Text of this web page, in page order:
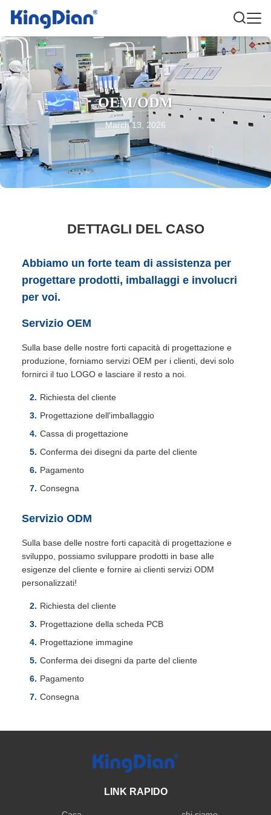
OEM/ODM
March 13, 2026
DETTAGLI DEL CASO
Abbiamo un forte team di assistenza per
progettare prodotti, imballaggi e involucri
per voi.
Servizio OEM
Sulla base delle nostre forti capacità di progettazione e
produzione, forniamo servizi OEM per i clienti, devi solo
fornirci il tuo LOGO e lasciare il resto a noi.
Richiesta del cliente
Progettazione dell'imballaggio
Cassa di progettazione
Conferma dei disegni da parte del cliente
Pagamento
Consegna
Servizio ODM
Sulla base delle nostre forti capacità di progettazione e
sviluppo, possiamo sviluppare prodotti in base alle
esigenze del cliente e fornire ai clienti servizi ODM
personalizzati!
Richiesta del cliente
Progettazione della scheda PCB
Progettazione immagine
Conferma dei disegni da parte del cliente
Pagamento
Consegna
LINK RAPIDO